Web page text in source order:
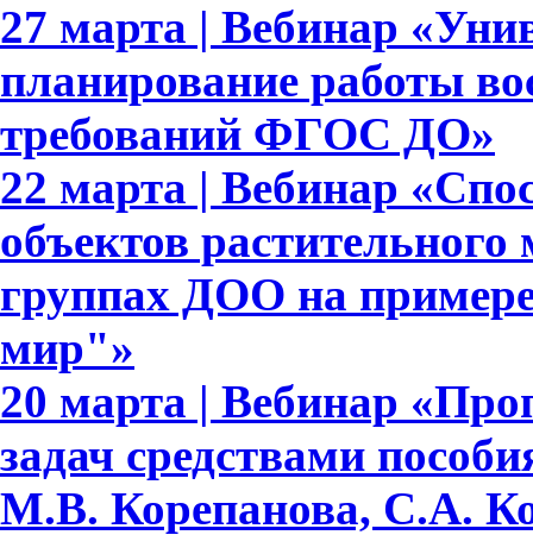
27 марта | Вебинар
планирование работы
требований ФГОС ДО»
22 марта | Вебинар
объектов
группах ДОО на
мир"»
20 марта | Вебинар
задач средствами
М.В. Корепанова, С.А.